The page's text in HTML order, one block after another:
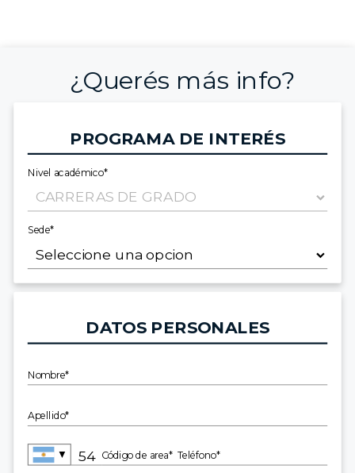
¿Querés más info?
PROGRAMA DE INTERÉS
Nivel académico*
Sede*
DATOS PERSONALES
Nombre*
Apellido*
▼ Código de area* Teléfono*